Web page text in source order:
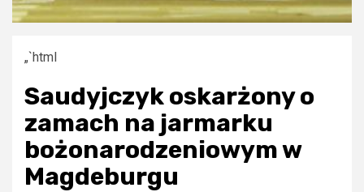
„`html
Saudyjczyk oskarżony o
zamach na jarmarku
bożonarodzeniowym w
Magdeburgu